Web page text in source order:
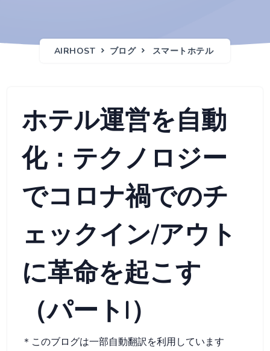
AIRHOST ブログ スマートホテル
ホテル運営を自動
化：テクノロジー
でコロナ禍でのチ
ェックイン/アウト
に革命を起こす
（パートI）
＊このブログは一部自動翻訳を利用しています